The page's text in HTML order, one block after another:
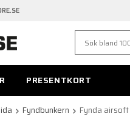
PRESENTKORT
Fyndbunkern Fynda airsoft